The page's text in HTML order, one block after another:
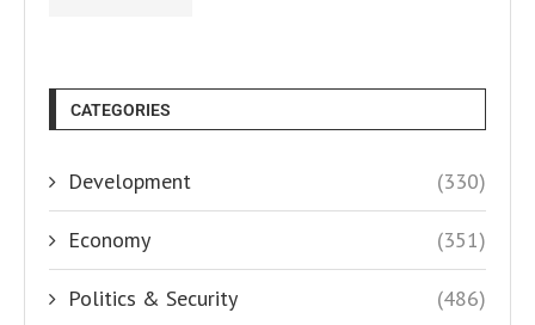
CATEGORIES
Development (330)
Economy (351)
Politics & Security (486)